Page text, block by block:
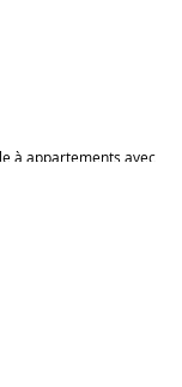
à appartements avec